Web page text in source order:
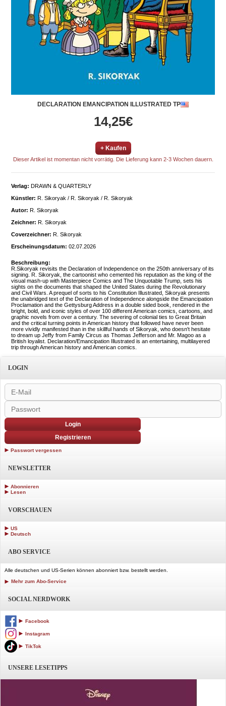
DECLARATION EMANCIPATION ILLUSTRATED TP
14,25€
+ Kaufen
Dieser Artikel ist momentan nicht vorrätig. Die Lieferung kann 2-3 Wochen dauern.
Verlag: DRAWN & QUARTERLY
Künstler: R. Sikoryak / R. Sikoryak / R. Sikoryak
Autor: R. Sikoryak
Zeichner: R. Sikoryak
Coverzeichner: R. Sikoryak
Erscheinungsdatum: 02.07.2026
Beschreibung:
R.Sikoryak revisits the Declaration of Independence on the 250th anniversary of its
signing. R. Sikoryak, the cartoonist who cemented his reputation as the king of the
visual mash-up with Masterpiece Comics and The Unquotable Trump, sets his
sights on the documents that shaped the United States during the Revolutionary
and Civil Wars. A prequel of sorts to his Constitution Illustrated, Sikoryak presents
the unabridged text of the Declaration of Independence alongside the Emancipation
Proclamation and the Gettysburg Address in a double sided book, rendered in the
bright, bold, and iconic styles of over 100 different American comics, cartoons, and
graphic novels from over a century. The severing of colonial ties to Great Britain
and the critical turning points in American history that followed have never been
more vividly manifested than in the skillful hands of Sikoryak, who doesn't hesitate
to dream up Jeffy from Family Circus as Thomas Jefferson and Mr. Magoo as a
British loyalist. Declaration/Emancipation Illustrated is an entertaining, multilayered
trip through American history and American comics.
LOGIN
Login
Registrieren
Passwort vergessen
NEWSLETTER
Abonnieren
Lesen
VORSCHAUEN
US
Deutsch
ABO SERVICE
Alle deutschen und US-Serien können abonniert bzw. bestellt werden.
Mehr zum Abo-Service
SOCIAL NERDWORK
Facebook
Instagram
TikTok
UNSERE LESETIPPS